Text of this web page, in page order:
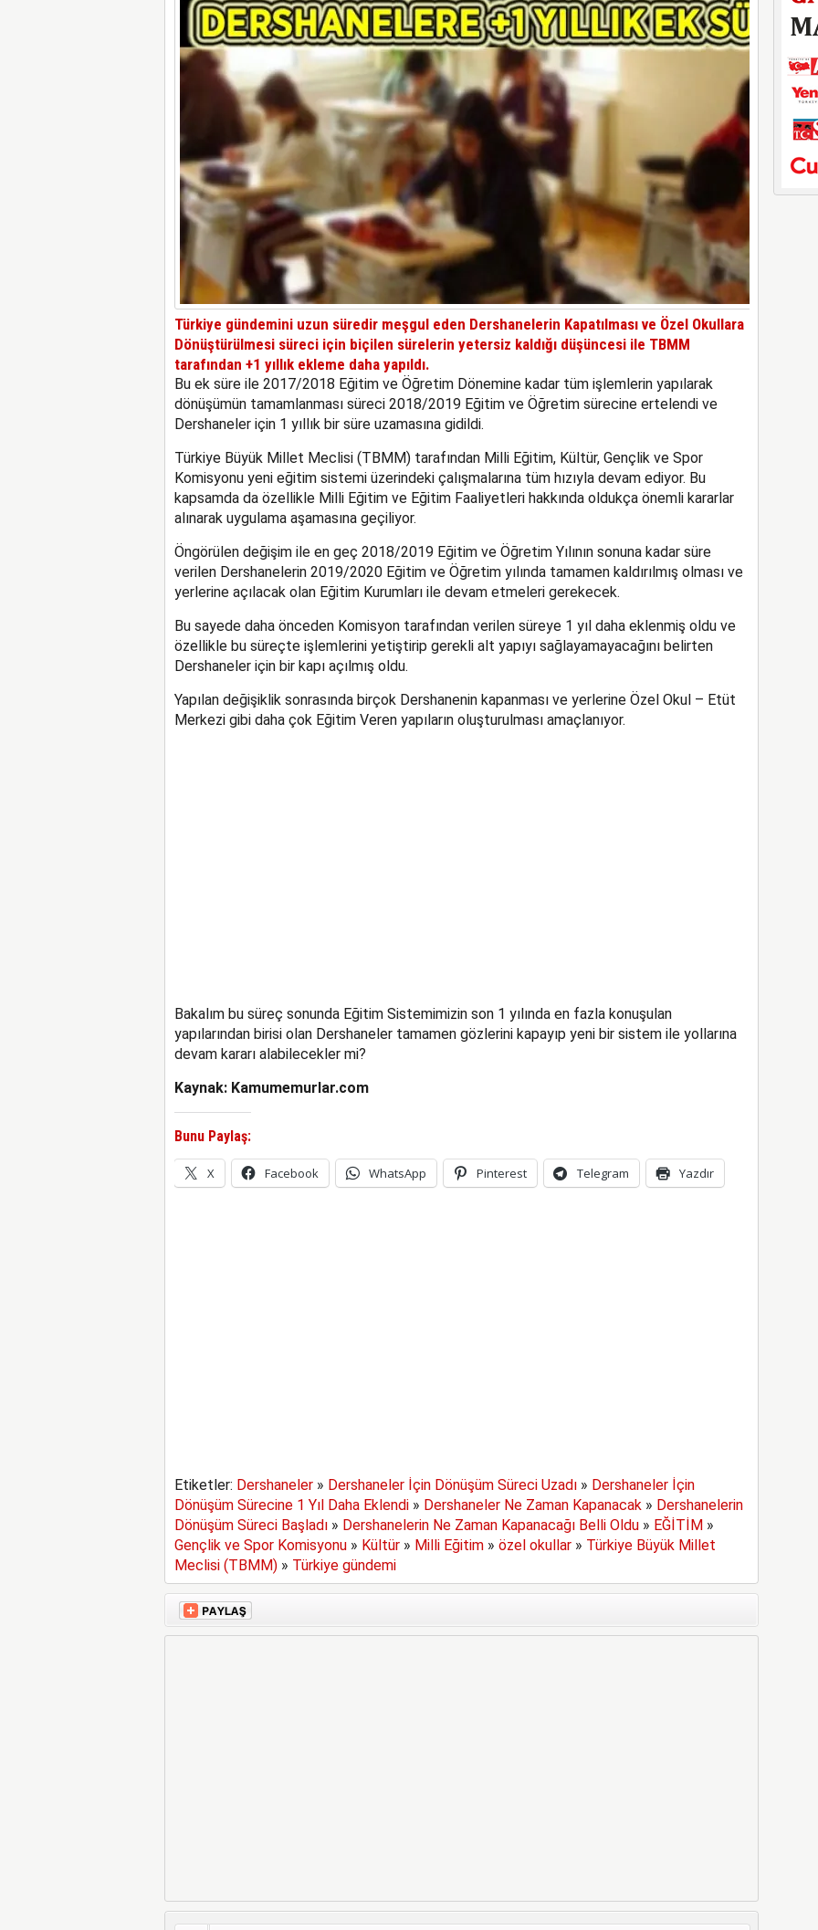
Türkiye gündemini uzun süredir meşgul eden Dershanelerin Kapatılması ve Özel Okullara
Dönüştürülmesi süreci için biçilen sürelerin yetersiz kaldığı düşüncesi ile TBMM
tarafından +1 yıllık ekleme daha yapıldı.
Bu ek süre ile 2017/2018 Eğitim ve Öğretim Dönemine kadar tüm işlemlerin yapılarak
dönüşümün tamamlanması süreci 2018/2019 Eğitim ve Öğretim sürecine ertelendi ve
Dershaneler için 1 yıllık bir süre uzamasına gidildi.
Türkiye Büyük Millet Meclisi (TBMM) tarafından Milli Eğitim, Kültür, Gençlik ve Spor
Komisyonu yeni eğitim sistemi üzerindeki çalışmalarına tüm hızıyla devam ediyor. Bu
kapsamda da özellikle Milli Eğitim ve Eğitim Faaliyetleri hakkında oldukça önemli kararlar
alınarak uygulama aşamasına geçiliyor.
Öngörülen değişim ile en geç 2018/2019 Eğitim ve Öğretim Yılının sonuna kadar süre
verilen Dershanelerin 2019/2020 Eğitim ve Öğretim yılında tamamen kaldırılmış olması ve
yerlerine açılacak olan Eğitim Kurumları ile devam etmeleri gerekecek.
Bu sayede daha önceden Komisyon tarafından verilen süreye 1 yıl daha eklenmiş oldu ve
özellikle bu süreçte işlemlerini yetiştirip gerekli alt yapıyı sağlayamayacağını belirten
Dershaneler için bir kapı açılmış oldu.
Yapılan değişiklik sonrasında birçok Dershanenin kapanması ve yerlerine Özel Okul – Etüt
Merkezi gibi daha çok Eğitim Veren yapıların oluşturulması amaçlanıyor.
Bakalım bu süreç sonunda Eğitim Sistemimizin son 1 yılında en fazla konuşulan
yapılarından birisi olan Dershaneler tamamen gözlerini kapayıp yeni bir sistem ile yollarına
devam kararı alabilecekler mi?
Kaynak: Kamumemurlar.com
Bunu Paylaş:
X Facebook WhatsApp Pinterest Telegram Yazdır
Etiketler: Dershaneler» Dershaneler İçin Dönüşüm Süreci Uzadı» Dershaneler İçin
Dönüşüm Sürecine 1 Yıl Daha Eklendi» Dershaneler Ne Zaman Kapanacak» Dershanelerin
Dönüşüm Süreci Başladı» Dershanelerin Ne Zaman Kapanacağı Belli Oldu» EĞİTİM »
Gençlik ve Spor Komisyonu» Kültür» Milli Eğitim» özel okullar» Türkiye Büyük Millet
Meclisi (TBMM)» Türkiye gündemi